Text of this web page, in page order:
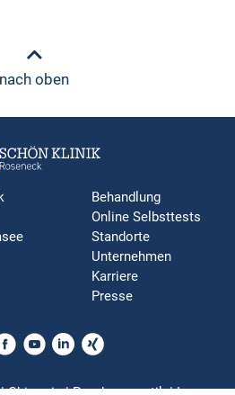
nach oben
Behandlung
Online Selbsttests
Standorte
Unternehmen
Karriere
Presse